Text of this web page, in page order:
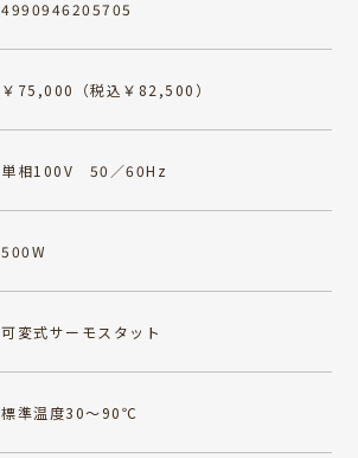
4990946205705
￥75,000（税込￥82,500）
単相100V 50／60Hz
500W
可変式サーモスタット
標準温度30～90℃